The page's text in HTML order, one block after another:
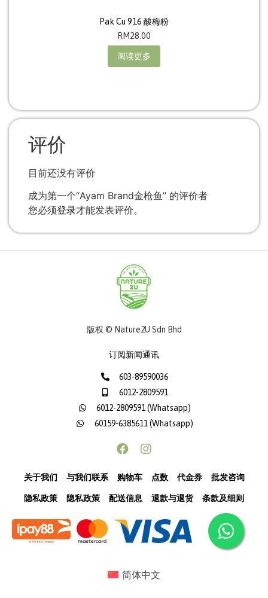
Pak Cu 916 酸梅粉
RM28.00
阅读更多
评价
目前还没有评价
成为第一个“Ayam Brand金枪鱼” 的评价者
您必须登录才能发表评价。
版权 © Nature2U Sdn Bhd
订阅新闻通讯
603-89590036
6012-2809591
6012-2809591 (Whatsapp)
60159-6385611 (Whatsapp)
关于我们 与我们联系 购物车 点数 代金券 批发咨询
隐私政策 隐私政策 配送信息 退款与退货 条款及细则
简体中文